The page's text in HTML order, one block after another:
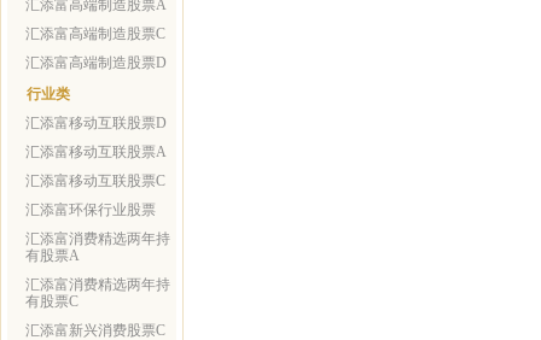
汇添富高端制造股票A
汇添富高端制造股票C
汇添富高端制造股票D
行业类
汇添富移动互联股票D
汇添富移动互联股票A
汇添富移动互联股票C
汇添富环保行业股票
汇添富消费精选两年持
有股票A
汇添富消费精选两年持
有股票C
汇添富新兴消费股票C